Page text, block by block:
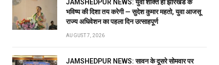
JAMSHEDPUR NEWS: युवा शक्ति ही झारखंड के
भविष्य की दिशा तय करेगी — सुदेश कुमार महतो, युवा आजसू
राज्य अधिवेशन का पहला दिन उत्साहपूर्ण
AUGUST 7, 2026
JAMSHEDPUR NEWS: सावन के दूसरे सोमवार पर